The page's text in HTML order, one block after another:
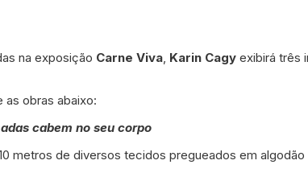
na exposição Carne Viva, Karin Cagy exibirá três
as obras abaixo:
cabem no seu corpo
metros de diversos tecidos pregueados em